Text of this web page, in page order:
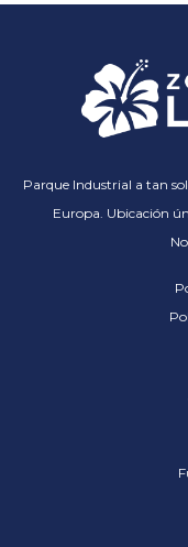
Parque Industrial a tan
Europa. Ubicación